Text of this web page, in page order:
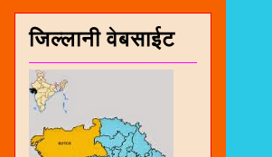
जिल्लानी वेबसाईट